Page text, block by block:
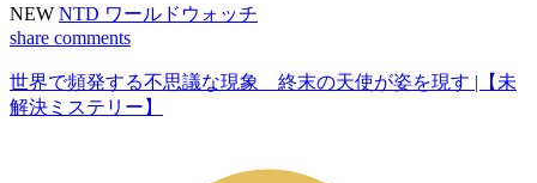
NEW NTD ワールドウォッチ
share comments
世界で頻発する不思議な現象 終末の天使が姿を現す |【未
解決ミステリー】